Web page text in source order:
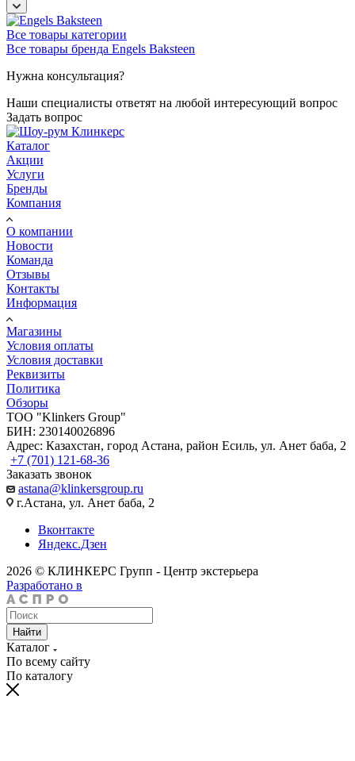
Все товары категории
Все товары бренда Engels Baksteen
Нужна консультация?
Наши специалисты ответят на любой интересующий вопрос
Задать вопрос
Каталог
Акции
Услуги
Бренды
Компания
О компании
Новости
Команда
Отзывы
Контакты
Информация
Магазины
Условия оплаты
Условия доставки
Реквизиты
Политика
Обзоры
TOO "Klinkers Group"
БИН: 230140026896
Адрес: Казахстан, город Астана, район Есиль, ул. Анет баба, 2
+7 (701) 121-68-36
Заказать звонок
astana@klinkersgroup.ru
г.Астана, ул. Анет баба, 2
Вконтакте
Яндекс.Дзен
2026 © КЛИНКЕРС Групп - Центр экстерьера
Разработано в
Найти
Каталог
По всему сайту
По каталогу